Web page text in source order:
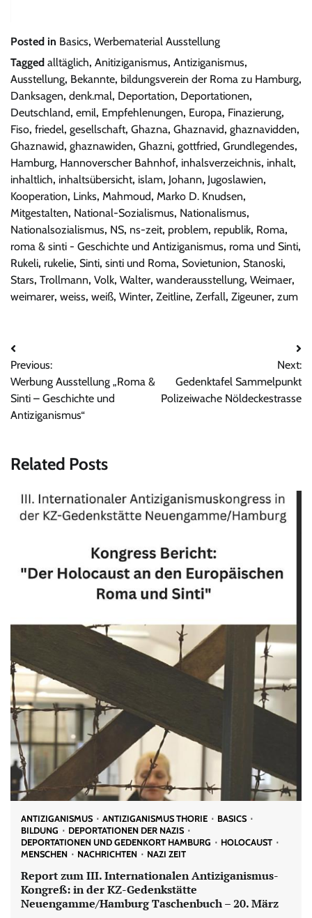
Posted in Basics, Werbematerial Ausstellung
Tagged alltäglich, Anitiziganismus, Antiziganismus,
Ausstellung, Bekannte, bildungsverein der Roma zu Hamburg,
Danksagen, denk.mal, Deportation, Deportationen,
Deutschland, emil, Empfehlenungen, Europa, Finazierung,
Fiso, friedel, gesellschaft, Ghazna, Ghaznavid, ghaznavidden,
Ghaznawid, ghaznawiden, Ghazni, gottfried, Grundlegendes,
Hamburg, Hannoverscher Bahnhof, inhalsverzeichnis, inhalt,
inhaltlich, inhaltsübersicht, islam, Johann, Jugoslawien,
Kooperation, Links, Mahmoud, Marko D. Knudsen,
Mitgestalten, National-Sozialismus, Nationalismus,
Nationalsozialismus, NS, ns-zeit, problem, republik, Roma,
roma & sinti - Geschichte und Antiziganismus, roma und Sinti,
Rukeli, rukelie, Sinti, sinti und Roma, Sovietunion, Stanoski,
Stars, Trollmann, Volk, Walter, wanderausstellung, Weimaer,
weimarer, weiss, weiß, Winter, Zeitline, Zerfall, Zigeuner, zum
Beitrags-
Navigation
Previous:
Werbung Ausstellung „Roma &
Sinti – Geschichte und
Antiziganismus“
Next:
Gedenktafel Sammelpunkt
Polizeiwache Nöldeckestrasse
Related Posts
ANTIZIGANISMUS ANTIZIGANISMUS THORIE
BASICS
BILDUNG
DEPORTATIONEN DER NAZIS
DEPORTATIONEN UND GEDENKORT HAMBURG
HOLOCAUST
MENSCHEN
NACHRICHTEN NAZI ZEIT
Report zum III. Internationalen Antiziganismus-
Kongreß: in der KZ-Gedenkstätte
Neuengamme/Hamburg Taschenbuch – 20. März